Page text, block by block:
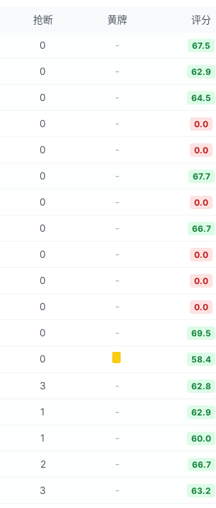
抢断 黄牌 评分
0 - 67.5
0 - 62.9
0 - 64.5
0 - 0.0
0 - 0.0
0 - 67.7
0 - 0.0
0 - 66.7
0 - 0.0
0 - 0.0
0 - 0.0
0 - 69.5
0 58.4
3 - 62.8
1 - 62.9
1 - 60.0
2 - 66.7
3 - 63.2